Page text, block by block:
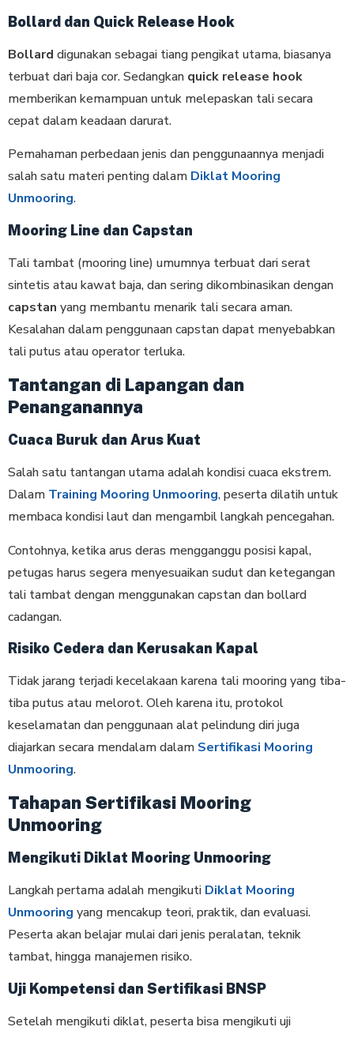
Bollard dan Quick Release Hook
Bollard digunakan sebagai tiang pengikat utama, biasanya
terbuat dari baja cor. Sedangkan quick release hook
memberikan kemampuan untuk melepaskan tali secara
cepat dalam keadaan darurat.
Pemahaman perbedaan jenis dan penggunaannya menjadi
salah satu materi penting dalam Diklat Mooring
Unmooring.
Mooring Line dan Capstan
Tali tambat (mooring line) umumnya terbuat dari serat
sintetis atau kawat baja, dan sering dikombinasikan dengan
capstan yang membantu menarik tali secara aman.
Kesalahan dalam penggunaan capstan dapat menyebabkan
tali putus atau operator terluka.
Tantangan di Lapangan dan
Penanganannya
Cuaca Buruk dan Arus Kuat
Salah satu tantangan utama adalah kondisi cuaca ekstrem.
Dalam Training Mooring Unmooring, peserta dilatih untuk
membaca kondisi laut dan mengambil langkah pencegahan.
Contohnya, ketika arus deras mengganggu posisi kapal,
petugas harus segera menyesuaikan sudut dan ketegangan
tali tambat dengan menggunakan capstan dan bollard
cadangan.
Risiko Cedera dan Kerusakan Kapal
Tidak jarang terjadi kecelakaan karena tali mooring yang tiba-
tiba putus atau melorot. Oleh karena itu, protokol
keselamatan dan penggunaan alat pelindung diri juga
diajarkan secara mendalam dalam Sertifikasi Mooring
Unmooring.
Tahapan Sertifikasi Mooring
Unmooring
Mengikuti Diklat Mooring Unmooring
Langkah pertama adalah mengikuti Diklat Mooring
Unmooring yang mencakup teori, praktik, dan evaluasi.
Peserta akan belajar mulai dari jenis peralatan, teknik
tambat, hingga manajemen risiko.
Uji Kompetensi dan Sertifikasi BNSP
Setelah mengikuti diklat, peserta bisa mengikuti uji